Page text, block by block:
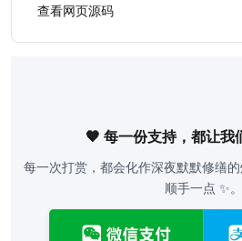
查看网页源码
🧡 每一份支持，都让我
每一次打赏，都会化作深夜默默修缮
顺手一点 ✨。